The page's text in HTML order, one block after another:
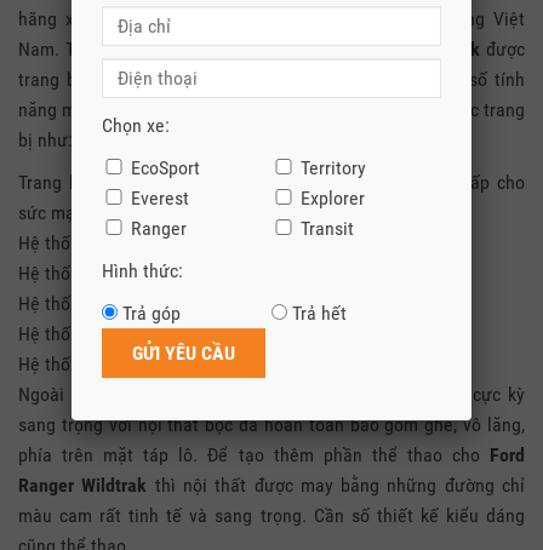
hãng xe Fordđược phân phối chính hãng tại thị trường Việt
Nam. Tuy là dòng xe bán tải nhưngFord Ranger Wildtrak được
trang bị các công nghệ hiện đại nhất. Điển hình là một số tính
năng mà chưa có dòng xe bán tải nào trên thị trường được trang
bị như:
Trang bị động cơ 2.0 Bi-turbo cùng hộp số tự động 10 cấp cho
sức mạnh cao nhất phân khúc xe bán tải
Hệ thống hỗ trợ đỗ xe chủ động
Hệ thống đèn có thể điều chỉnh được góc chiếu sáng
Hệ thống kiểm soát giảm thiểu lật xe
Hệ thống kiểm soát xe theo tải trọng
Hệ thống điều khiển bằng giọng nói Sync 3.4
Ngoài ra nội thất của
cũng cực kỳ
sang trọng với nội thất bọc da hoàn toàn bao gồm ghế, vô lăng,
phía trên mặt táp lô. Để tạo thêm phần thể thao cho Ford
Ranger Wildtrak thì nội thất được may bằng những đường chỉ
màu cam rất tinh tế và sang trọng. Cần số thiết kế kiểu dáng
cũng thể thao.
Chọn xe:
EcoSport
Territory
Everest
Explorer
Ranger
Transit
Hình thức:
Trả góp
Trả hết